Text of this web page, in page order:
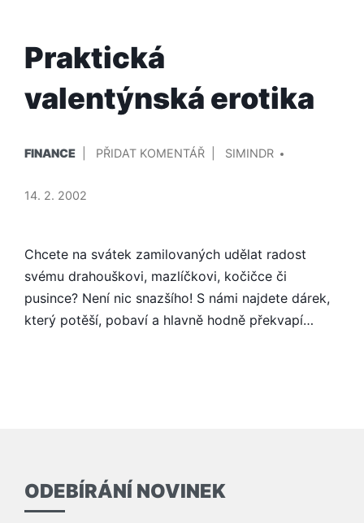
Praktická
valentýnská erotika
V
FINANCE PŘIDAT KOMENTÁŘNA
SIMINDR
14. 2. 2002
Chcete na svátek zamilovaných udělat radost
svému drahouškovi, mazlíčkovi, kočičce či
pusince? Není nic snazšího! S námi najdete dárek,
který potěší, pobaví a hlavně hodně překvapí…
ODEBÍRÁNÍ NOVINEK